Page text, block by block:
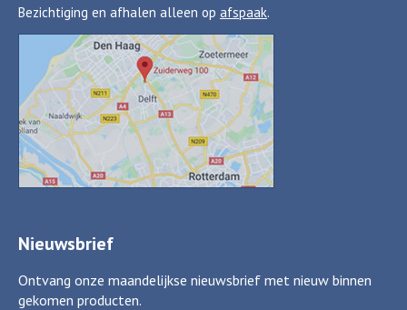
Bezichtiging en afhalen alleen op afspaak.
Nieuwsbrief
Ontvang onze maandelijkse nieuwsbrief met nieuw binnen
gekomen producten.